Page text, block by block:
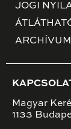
JOGI
ARCHÍVUM
Magyar
1133